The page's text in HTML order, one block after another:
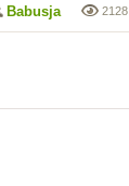
2128
Babusja